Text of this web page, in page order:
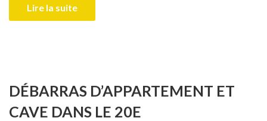
Lire la suite
DÉBARRAS D’APPARTEMENT ET
CAVE DANS LE 20E